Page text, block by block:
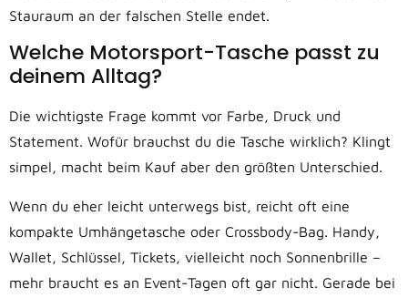
Stauraum an der falschen Stelle endet.
Welche Motorsport-Tasche passt zu
deinem Alltag?
Die wichtigste Frage kommt vor Farbe, Druck und
Statement. Wofür brauchst du die Tasche wirklich? Klingt
simpel, macht beim Kauf aber den größten Unterschied.
Wenn du eher leicht unterwegs bist, reicht oft eine
kompakte Umhängetasche oder Crossbody-Bag. Handy,
Wallet, Schlüssel, Tickets, vielleicht noch Sonnenbrille –
mehr braucht es an Event-Tagen oft gar nicht. Gerade bei